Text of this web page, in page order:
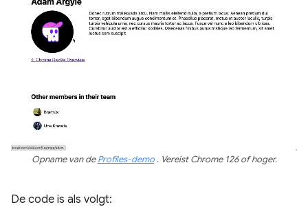
Opname van deProfiles-demo. Vereist Chrome 126 of hoger.
De code is als volgt: